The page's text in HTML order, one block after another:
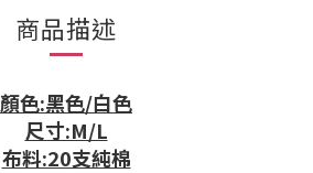
商品描述
顏色:黑色/白色
尺寸:M/L
布料:20支純棉